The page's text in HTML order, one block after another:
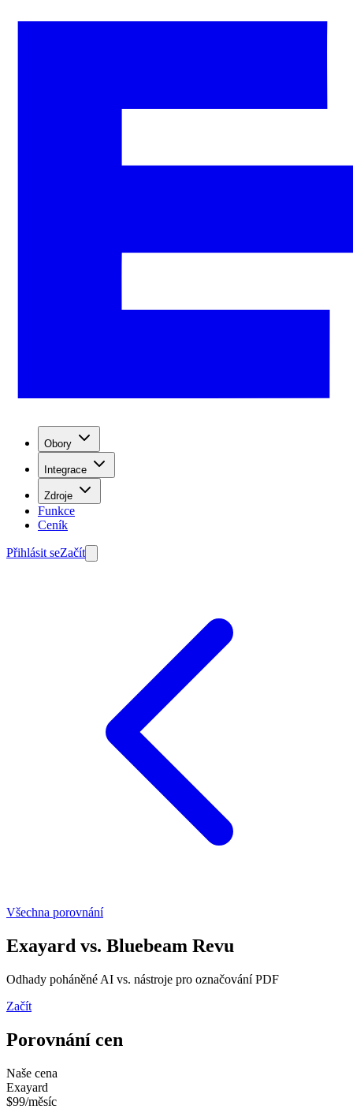
Obory
Integrace
Zdroje
Funkce
Ceník
Přihlásit seZačít
Všechna porovnání
Exayard vs. Bluebeam Revu
Odhady poháněné AI vs. nástroje pro označování PDF
Začít
Porovnání cen
Naše cena
Exayard
$99/měsíc